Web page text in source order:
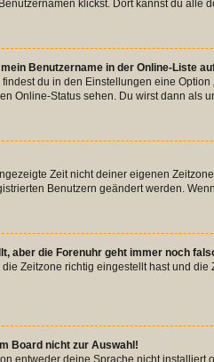
klickst. Dort kannst du alle
Benutzername in der Online-Liste
du in den Einstellungen eine
Online-Status sehen. Du wirst dann als
Zeit nicht deiner eigenen
Benutzern geändert werden.
aber die Forenuhr geht immer noch
Zeitzone richtig eingestellt hast und
Board nicht zur Auswahl!